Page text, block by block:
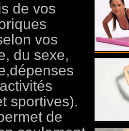
de vos
vos
du sexe,
sportives).
de